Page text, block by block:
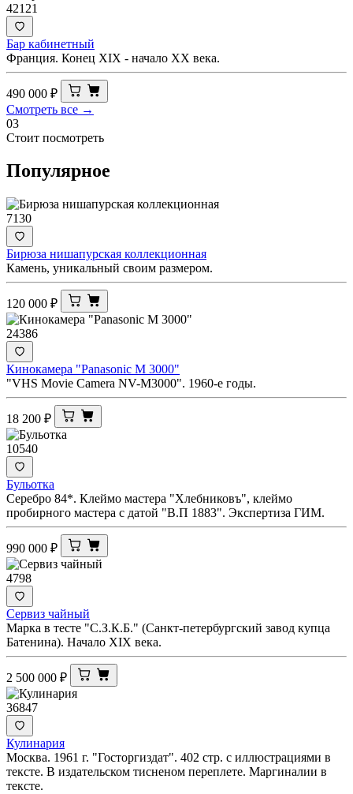
42121
Бар кабинетный
Франция. Конец XIX - начало ХХ века.
490 000 ₽
Смотреть все →
03
Стоит посмотреть
Популярное
7130
Бирюза нишапурская коллекционная
Камень, уникальный своим размером.
120 000 ₽
24386
Кинокамера "Panasonic M 3000"
"VHS Movie Camera NV-M3000". 1960-е годы.
18 200 ₽
10540
Бульотка
Серебро 84*. Клеймо мастера "Хлебниковъ", клеймо
пробирного мастера с датой "В.П 1883". Экспертиза ГИМ.
990 000 ₽
4798
Сервиз чайный
Марка в тесте "С.З.К.Б." (Санкт-петербургский завод купца
Батенина). Начало XIX века.
2 500 000 ₽
36847
Кулинария
Москва. 1961 г. "Госторгиздат". 402 стр. с иллюстрациями в
тексте. В издательском тисненом переплете. Маргиналии в
тексте.